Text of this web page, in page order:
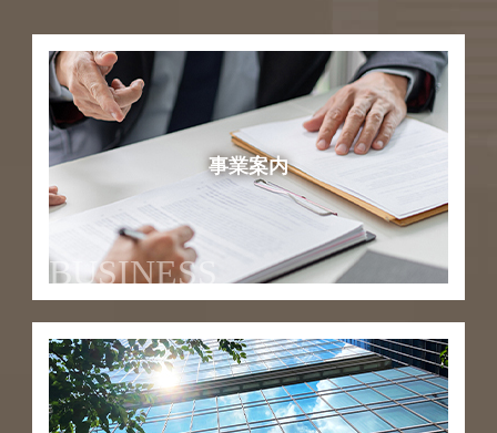
事業案内
BUSINESS